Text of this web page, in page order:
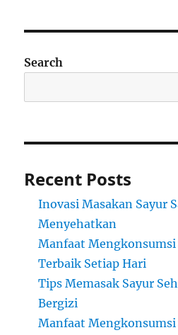
Search
Recent Posts
Inovasi Masakan Sayur
Menyehatkan
Manfaat Mengkonsumsi
Terbaik Setiap Hari
Tips Memasak Sayur
Bergizi
Manfaat Mengkonsumsi